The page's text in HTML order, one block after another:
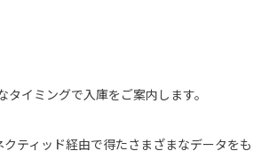
イミングで入庫をご案内します。
ティッド経由で得たさまざまなデータをも